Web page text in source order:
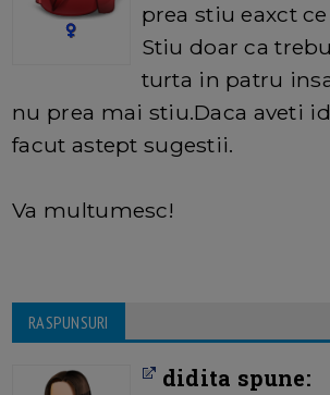
prea stiu eaxct
Stiu doar ca
turta in patru
nu prea mai stiu.Daca aveti
facut astept sugestii.
Va multumesc!
RASPUNSURI
didita spune: